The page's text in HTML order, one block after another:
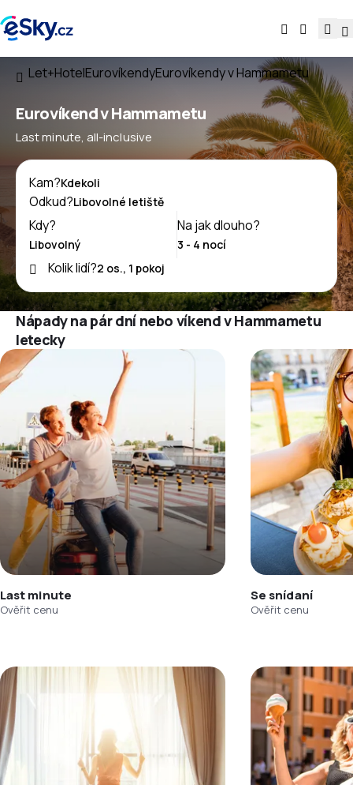
Let+HotelEurovíkendyEurovíkendy v Hammametu
Eurovíkend v Hammametu
Last minute, all-inclusive
Kam?
Odkud?
Kdy?
Na jak dlouho?
Kolik lidí?
Nápady na pár dní nebo víkend v Hammametu
letecky
Last minute
Ověřit cenu
Se snídaní
Ověřit cenu